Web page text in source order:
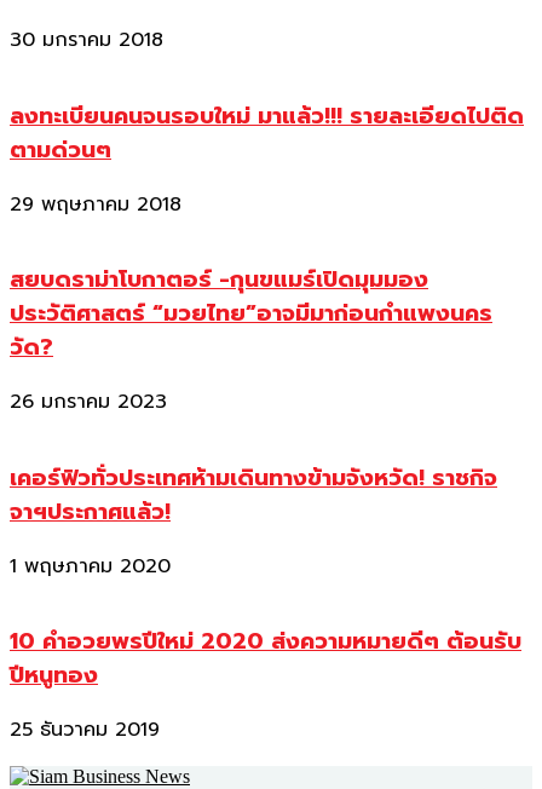
30 มกราคม 2018
ลงทะเบียนคนจนรอบใหม่ มาแล้ว!!! รายละเอียดไปติด
ตามด่วนๆ
29 พฤษภาคม 2018
สยบดราม่าโบกาตอร์ -กุนขแมร์เปิดมุมมอง
ประวัติศาสตร์ “มวยไทย”อาจมีมาก่อนกำแพงนคร
วัด?
26 มกราคม 2023
เคอร์ฟิวทั่วประเทศห้ามเดินทางข้ามจังหวัด! ราชกิจ
จาฯประกาศแล้ว!
1 พฤษภาคม 2020
10 คำอวยพรปีใหม่ 2020 ส่งความหมายดีๆ ต้อนรับ
ปีหนูทอง
25 ธันวาคม 2019